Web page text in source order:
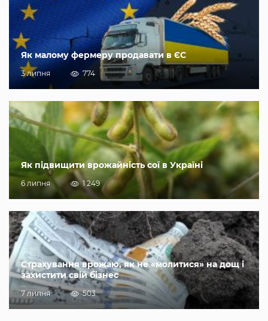
Як малому фермеру продавати в ЄС
3 липня 774
Як підвищити врожайність сої в Україні
6 липня 1 249
Страхування врожаю, як не «молитися» на дощ і
захистити свій бізнес
7 липня 503